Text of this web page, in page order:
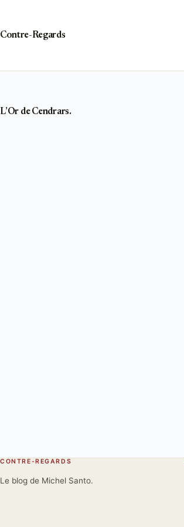
Contre-Regards
L’Or de Cendrars.
CONTRE-REGARDS
Le blog de Michel Santo.